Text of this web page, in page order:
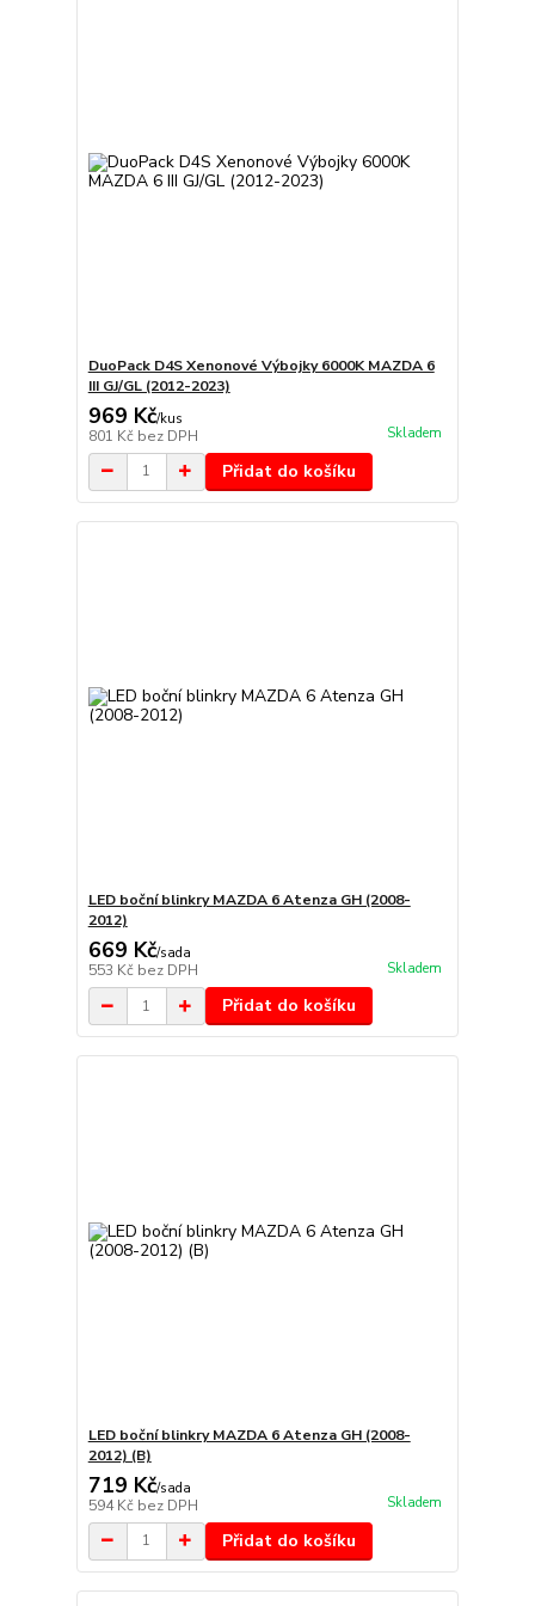
DuoPack D4S Xenonové Výbojky 6000K MAZDA 6
III GJ/GL (2012-2023)
969 Kč/kus
801 Kč bez DPH Skladem
Přidat do košíku
LED boční blinkry MAZDA 6 Atenza GH (2008-
2012)
669 Kč/sada
553 Kč bez DPH Skladem
Přidat do košíku
LED boční blinkry MAZDA 6 Atenza GH (2008-
2012) (B)
719 Kč/sada
594 Kč bez DPH Skladem
Přidat do košíku